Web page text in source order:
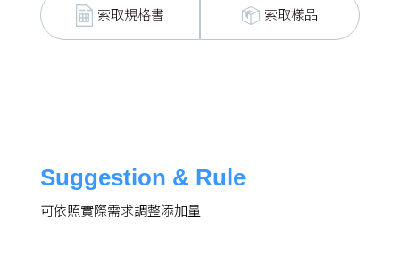
索取規格書 索取樣品
Suggestion & Rule
可依照實際需求調整添加量